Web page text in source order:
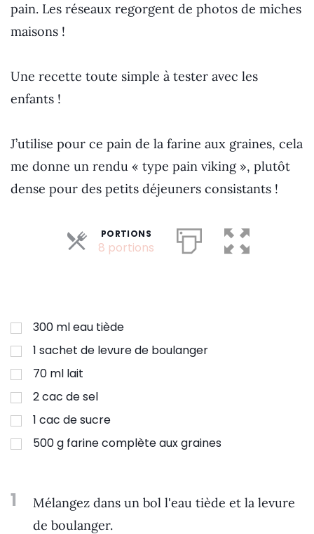
pain. Les réseaux regorgent de photos de miches
maisons !
Une recette toute simple à tester avec les
enfants !
J’utilise pour ce pain de la farine aux graines, cela
me donne un rendu « type pain viking », plutôt
dense pour des petits déjeuners consistants !
PORTIONS
8 portions Parts
300 mleau tiède
1 sachet de levure de boulanger
70 ml lait
2cac de sel
1 cac de sucre
500g farine complète aux graines
1
Mélangez dans un bol l'eau tiède et la levure
de boulanger.